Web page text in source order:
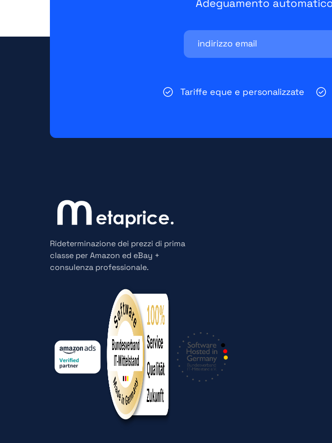
Adeguamento
Tariffe eque e personalizzate
Rideterminazione dei prezzi di prima
classe per Amazon ed eBay +
consulenza professionale.